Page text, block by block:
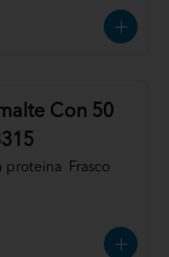
Con 50
proteina  Frasco